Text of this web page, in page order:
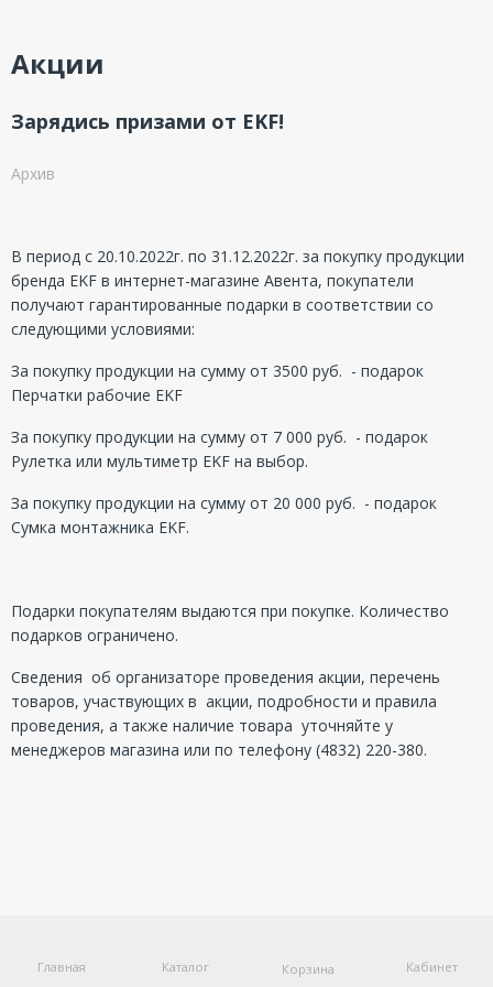
Акции
Зарядись призами от EKF!
Архив
В период с 20.10.2022г. по 31.12.2022г. за покупку продукции
бренда EKF в интернет-магазине Авента, покупатели
получают гарантированные подарки в соответствии со
следующими условиями:
За покупку продукции на сумму от 3500 руб. - подарок
Перчатки рабочие EKF
За покупку продукции на сумму от 7 000 руб. - подарок
Рулетка или мультиметр EKF на выбор.
За покупку продукции на сумму от 20 000 руб. - подарок
Сумка монтажника EKF.
Подарки покупателям выдаются при покупке. Количество
подарков ограничено.
Сведения об организаторе проведения акции, перечень
товаров, участвующих в акции, подробности и правила
проведения, а также наличие товара уточняйте у
менеджеров магазина или по телефону (4832) 220-380.
Главная Каталог Корзина Кабинет